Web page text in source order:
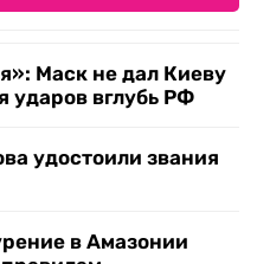
Маск не дал Киеву
ударов вглубь РФ
удостоили звания
в Амазонии